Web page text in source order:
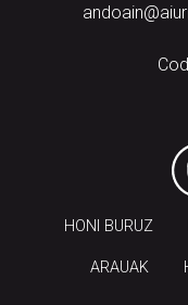
HONI BURUZ
ARAUAK